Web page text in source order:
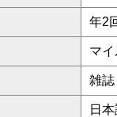
年2
マ
雑誌
日